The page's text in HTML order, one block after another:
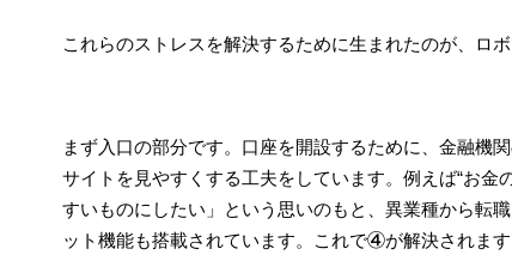
これらのストレスを解決するために生まれたのが、ロボ
まず入口の部分です。口座を開設するために、金融機
サイトを見やすくする工夫をしています。例えば“お
すいものにしたい」という思いのもと、異業種から転
ット機能も搭載されています。これで④が解決されます